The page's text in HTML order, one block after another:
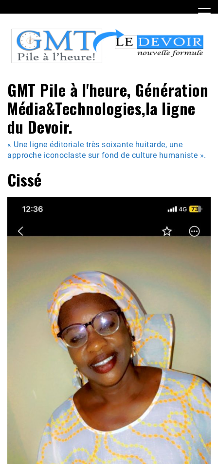
to
content
GMT Pile à l'heure, Génération
Média&Technologies,la ligne
du Devoir.
« Une ligne éditoriale très soixante huitarde, une
approche iconoclaste sur fond de culture humaniste ».
Cissé